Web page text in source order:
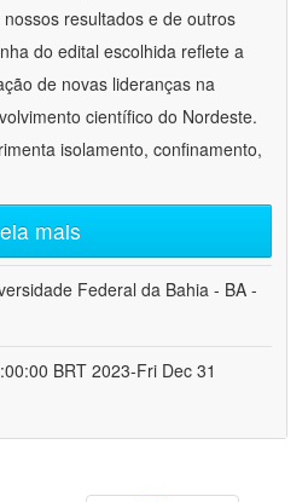
resultados e de outros
do edital escolhida reflete a
de novas lideranças na
científico do Nordeste.
isolamento, confinamento,
mais
Federal da Bahia - BA -
BRT 2023-Fri Dec 31